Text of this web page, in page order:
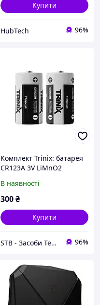
Купити
HubTech 96%
Комплект Trinix: батарея
CR123A 3V LiMnO2
датчиків Ajax, Tiras Orion
Nova X, TriniX (28-00033-2)
В наявності
300₴
Купити
STB - Засоби Технічної Безпеки 96%